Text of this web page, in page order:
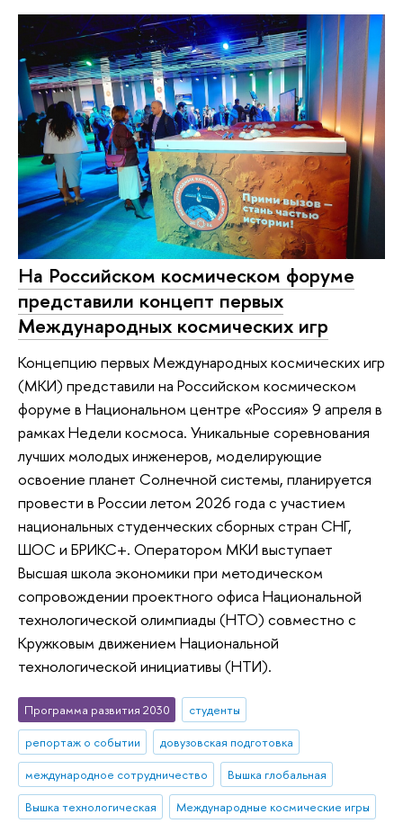
На Российском космическом форуме
представили концепт первых
Международных космических игр
Концепцию первых Международных космических игр
(МКИ) представили на Российском космическом
форуме в Национальном центре «Россия» 9 апреля в
рамках Недели космоса. Уникальные соревнования
лучших молодых инженеров, моделирующие
освоение планет Солнечной системы, планируется
провести в России летом 2026 года с участием
национальных студенческих сборных стран СНГ,
ШОС и БРИКС+. Оператором МКИ выступает
Высшая школа экономики при методическом
сопровождении проектного офиса Национальной
технологической олимпиады (НТО) совместно с
Кружковым движением Национальной
технологической инициативы (НТИ).
Программа развития 2030
студенты
репортаж о событии
довузовская подготовка
международное сотрудничество
Вышка глобальная
Вышка технологическая
Международные космические игры